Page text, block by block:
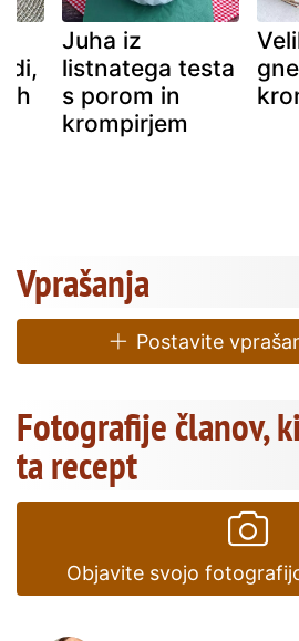
Juha iz
listnatega testa
s porom in
krompirjem
Vprašanja
Postavite
Fotografije članov,
ta recept
Objavite svojo